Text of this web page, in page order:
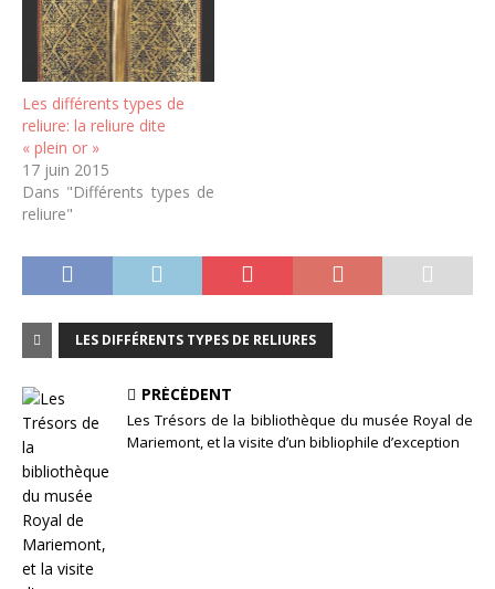
Les différents types de
reliure: la reliure dite
« plein or »
17 juin 2015
Dans "Différents types de
reliure"
LES DIFFÉRENTS TYPES DE RELIURES
PRÉCÉDENT
Les Trésors de la bibliothèque du musée Royal de
Mariemont, et la visite d’un bibliophile d’exception